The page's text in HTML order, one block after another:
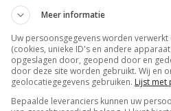
voor vleesvarkens, een met
geïnspecteerd door de
is, wat betekent dat
Meer informatie
Uw persoonsgegevens worden
(cookies, unieke ID's en andere
opgeslagen door, geopend door en
door deze site worden gebruikt. Wij en
geolocatiegegevens gebruiken. Lijst met
Bepaalde leveranciers kunnen uw